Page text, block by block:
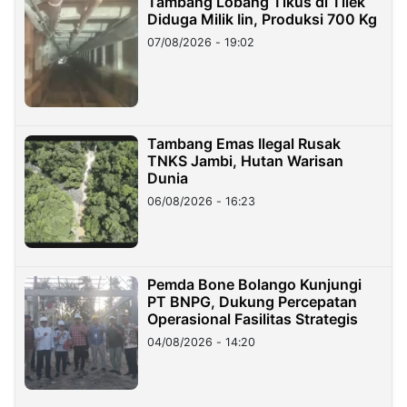
Diduga Milik Iin, Produksi 700 Kg
07/08/2026 - 19:02
Tambang Emas Ilegal Rusak
TNKS Jambi, Hutan Warisan
Dunia
06/08/2026 - 16:23
Pemda Bone Bolango Kunjungi
PT BNPG, Dukung Percepatan
Operasional Fasilitas Strategis
04/08/2026 - 14:20